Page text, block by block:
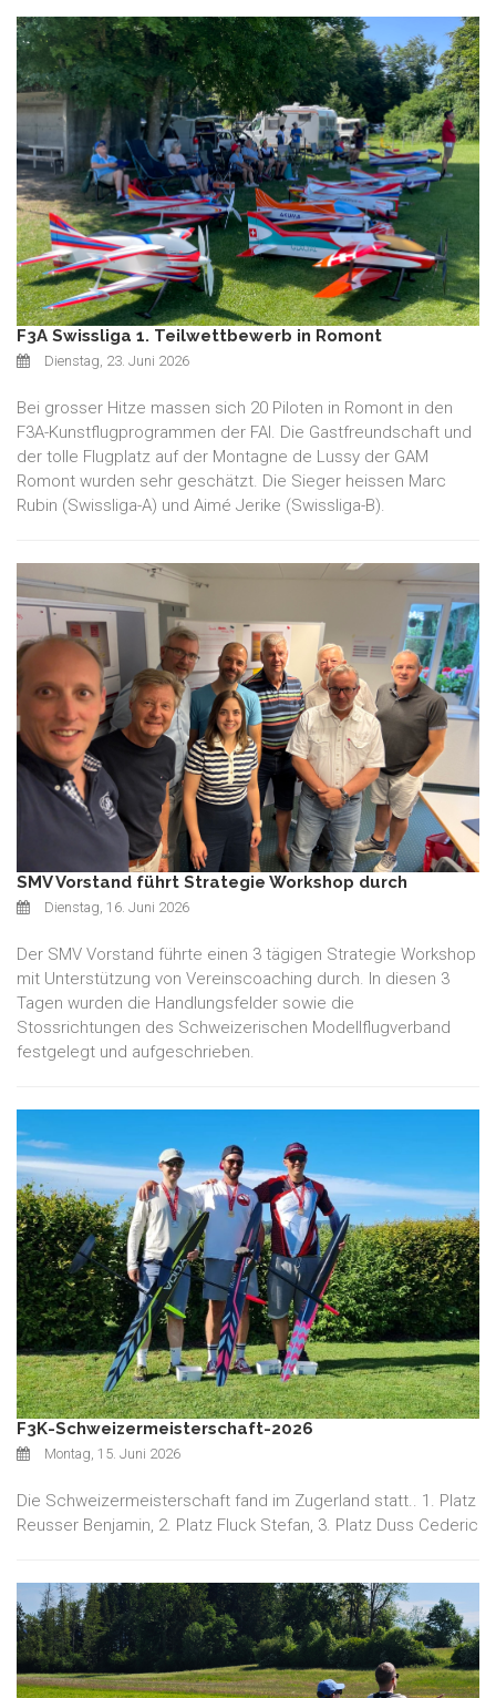
F3A Swissliga 1. Teilwettbewerb in Romont
Dienstag, 23. Juni 2026
Bei grosser Hitze massen sich 20 Piloten in Romont in den
F3A-Kunstflugprogrammen der FAI. Die Gastfreundschaft und
der tolle Flugplatz auf der Montagne de Lussy der GAM
Romont wurden sehr geschätzt. Die Sieger heissen Marc
Rubin (Swissliga-A) und Aimé Jerike (Swissliga-B).
SMV Vorstand führt Strategie Workshop durch
Dienstag, 16. Juni 2026
Der SMV Vorstand führte einen 3 tägigen Strategie Workshop
mit Unterstützung von Vereinscoaching durch. In diesen 3
Tagen wurden die Handlungsfelder sowie die
Stossrichtungen des Schweizerischen Modellflugverband
festgelegt und aufgeschrieben.
F3K-Schweizermeisterschaft-2026
Montag, 15. Juni 2026
Die Schweizermeisterschaft fand im Zugerland statt.. 1. Platz
Reusser Benjamin, 2. Platz Fluck Stefan, 3. Platz Duss Cederic